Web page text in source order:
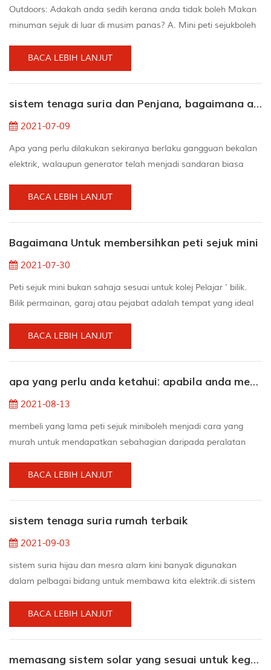
Outdoors: Adakah anda sedih kerana anda tidak boleh Makan
minuman sejuk di luar di musim panas? A. Mini peti sejukboleh
boleh diletakkan hampir di mana saja dengan palam kuasa,
dan boleh dengan mudah disimpan di dapur luar, kolam renang,
lebih selesa dan mudah. ​​ Garaj atau studio luar ...
BACA LEBIH LANJUT
sistem tenaga suria dan Penjana, bagaimana adakah anda memilih
2021-07-09
Apa yang perlu dilakukan sekiranya berlaku gangguan bekalan
elektrik, walaupun generator telah menjadi sandaran biasa
tenaga suriakini merupakan pilihan yang lebih sesuai
dipertimbangkan oleh pemilik rumah. 1. bunyi: penjana pada
mereka masih boleh mengeluarkan bunyi kuat. Untuk orang
yang pa...
BACA LEBIH LANJUT
Bagaimana Untuk membersihkan peti sejuk mini
2021-07-30
Peti sejuk mini bukan sahaja sesuai untuk kolej Pelajar ' bilik.
Bilik permainan, garaj atau pejabat adalah tempat yang ideal
minuman dan makanan ringan yang sejuk dan menghalang
pengguna dari trekking sepanjang jalan ke utama Peti sejuk.
Mini Fridge. patut Juga dibersihkan dengan kerap un...
BACA LEBIH LANJUT
apa yang perlu anda ketahui: apabila anda membeli peti sejuk mini terpakai
2021-08-13
membeli yang lama peti sejuk miniboleh menjadi cara yang
murah untuk mendapatkan sebahagian daripada peralatan
memasukkan sejumlah wang hasil kerja keras anda ke dalam
poket anda. tentukan ukuran dan jenis yang anda perlukan pilih
ini adalah salah satu peti sejuk kecil terbesar dan ...
BACA LEBIH LANJUT
sistem tenaga suria rumah terbaik
2021-09-03
sistem suria hijau dan mesra alam kini banyak digunakan
dalam pelbagai bidang untuk membawa kita elektrik.di sistem
menjimatkan kos.sistem solar mudah alih membolehkan kita
berada di luar rumah dan dapat mengaktifkan telefon bimbit
malam. untungnya kami, tinggal di rumah suria tidak pernah
BACA LEBIH LANJUT
memasang sistem solar yang sesuai untuk kegunaan rumah